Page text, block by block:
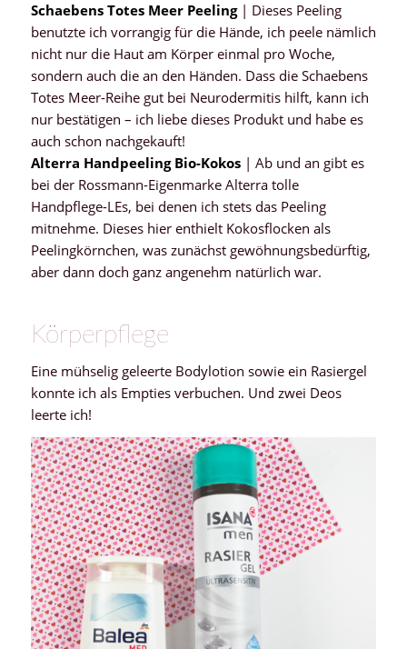
Schaebens Totes Meer Peeling| Dieses Peeling
benutzte ich vorrangig für die Hände, ich peele nämlich
nicht nur die Haut am Körper einmal pro Woche,
sondern auch die an den Händen. Dass die Schaebens
Totes Meer-Reihe gut bei Neurodermitis hilft, kann ich
nur bestätigen – ich liebe dieses Produkt und habe es
auch schon nachgekauft!
Alterra Handpeeling Bio-Kokos| Ab und an gibt es
bei der Rossmann-Eigenmarke Alterra tolle
Handpflege-LEs, bei denen ich stets das Peeling
mitnehme. Dieses hier enthielt Kokosflocken als
Peelingkörnchen, was zunächst gewöhnungsbedürftig,
aber dann doch ganz angenehm natürlich war.
Körperpflege
Eine mühselig geleerte Bodylotion sowie ein Rasiergel
konnte ich als Empties verbuchen. Und zwei Deos
leerte ich!